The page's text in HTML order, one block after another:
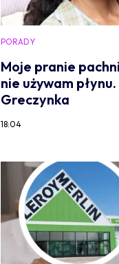
PORADY
Moje pranie
nie używam
Greczynka
18:04